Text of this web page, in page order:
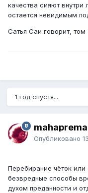
качества сияют внутри
остается невидимым
Сатья Саи говорит, том
1 год спустя...
mahaprema
Опубликовано
Перебирание чёток
безвредные способы
духом преданности и